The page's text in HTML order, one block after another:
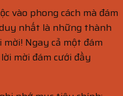
vào phong cách mà đám
nhất là những thành
Ngay cả một đám
mời đám cưới đầy